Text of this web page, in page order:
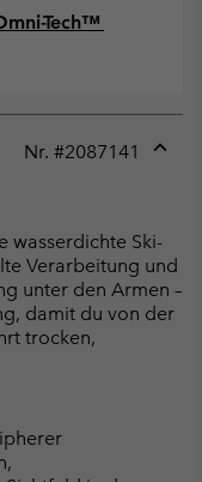
Tech™
Nr. #2087141
wasserdichte Ski-
Verarbeitung und
unter den Armen –
damit du von der
trocken,